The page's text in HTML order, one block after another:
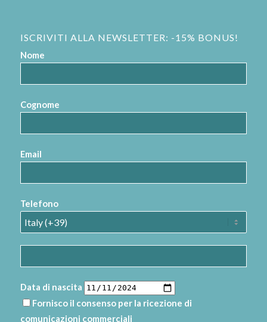
ISCRIVITI ALLA NEWSLETTER: -15% BONUS!
Nome
Cognome
Email
Telefono
Data di nascita
Fornisco il consenso per la ricezione di
comunicazioni commerciali